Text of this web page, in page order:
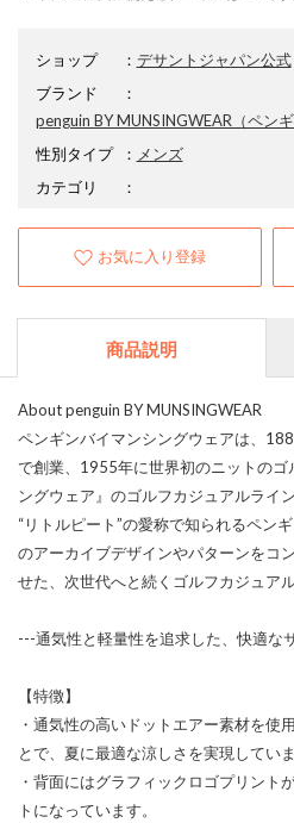
ショップ ： デサントジャパン公式
ブランド
：
penguin BY MUNSINGWEAR （ペン
性別タイプ
： メンズ
カテゴリ
：
お気に入り登録
商品説明
About penguin BY MUNSINGWEAR
ペンギンバイマンシングウェアは、
で創業、1955年に世界初のニットのゴ
ングウェア』のゴルフカジュアルライン
“リトルピート”の愛称で知られるペン
のアーカイブデザインやパターンをコ
せた、次世代へと続くゴルフカジュア
---通気性と軽量性を追求した、快適な
【特徴】
・通気性の高いドットエアー素材を使
とで、夏に最適な涼しさを実現していま
・背面にはグラフィックロゴプリント
トになっています。